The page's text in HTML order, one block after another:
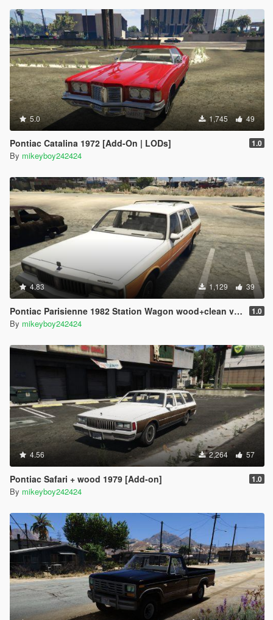
5.0 1,745 49
Pontiac Catalina 1972 [Add-On | LODs] 1.0
By mikeyboy242424
4.83 1,129 39
Pontiac Parisienne 1982 Station Wagon wood+clean version [Add-On] 1.0
By mikeyboy242424
4.56 2,264 57
Pontiac Safari + wood 1979 [Add-on] 1.0
By mikeyboy242424